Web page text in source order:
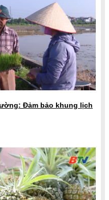
Đảm bảo khung lịch